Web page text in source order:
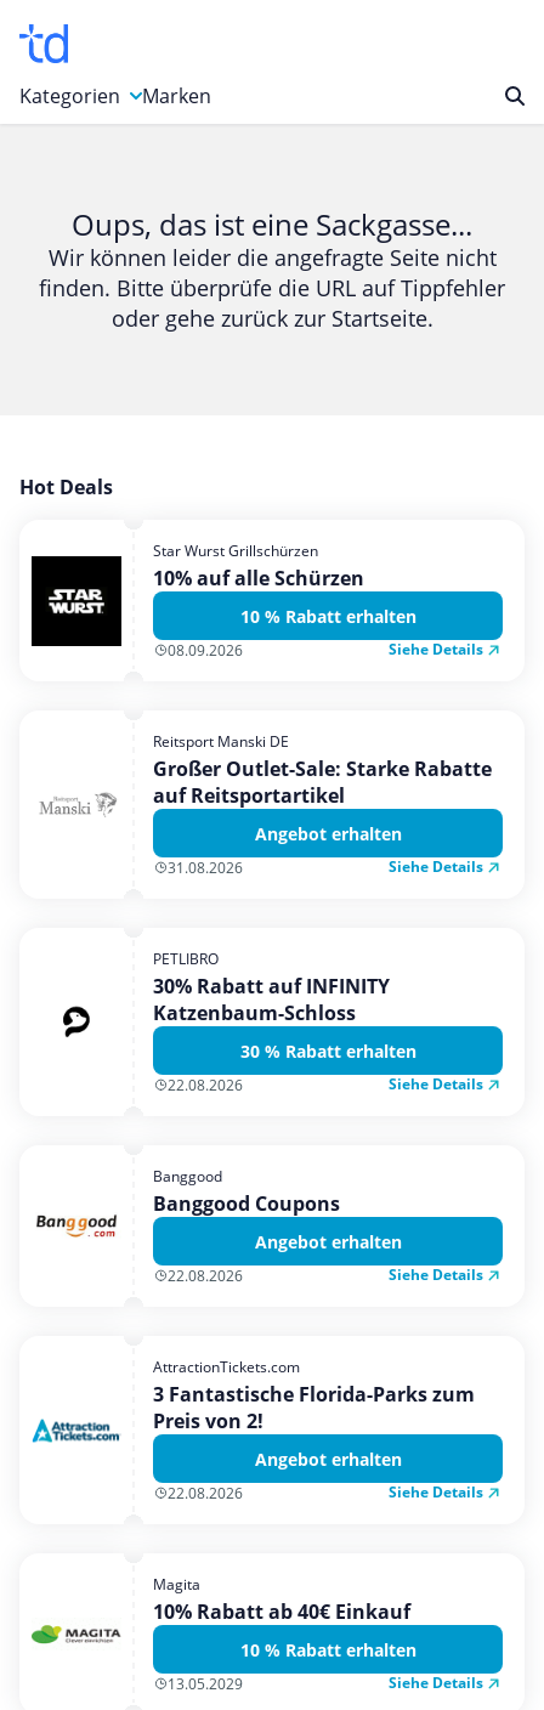
Kategorien
Bücher & Magazine
Computer & Elektronik
Entertainment & Media
Garten, Haushalt & Tiere
Mobilfunk & Internet
Mode & Accessoires
Shopping
Urlaub & Reise
Marken
Oups, das ist eine Sackgasse...
Wir können leider die angefragte Seite nicht
finden. Bitte überprüfe die URL auf Tippfehler
oder gehe zurück zur Startseite.
Hot Deals
Star Wurst Grillschürzen
10% auf alle Schürzen
10 % Rabatt erhalten
08.09.2026 Siehe Details
Reitsport Manski DE
Großer Outlet-Sale: Starke Rabatte
auf Reitsportartikel
Angebot erhalten
31.08.2026 Siehe Details
PETLIBRO
30% Rabatt auf INFINITY
Katzenbaum-Schloss
30 % Rabatt erhalten
22.08.2026 Siehe Details
Banggood
Banggood Coupons
Angebot erhalten
22.08.2026 Siehe Details
AttractionTickets.com
3 Fantastische Florida-Parks zum
Preis von 2!
Angebot erhalten
22.08.2026 Siehe Details
Magita
10% Rabatt ab 40€ Einkauf
10 % Rabatt erhalten
13.05.2029 Siehe Details